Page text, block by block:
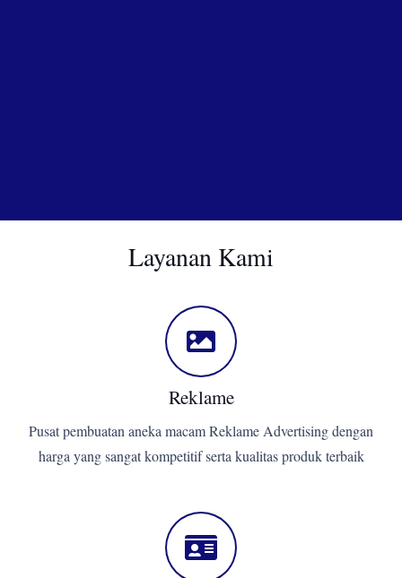
Layanan Kami
Reklame
Pusat pembuatan aneka macam Reklame Advertising dengan
harga yang sangat kompetitif serta kualitas produk terbaik